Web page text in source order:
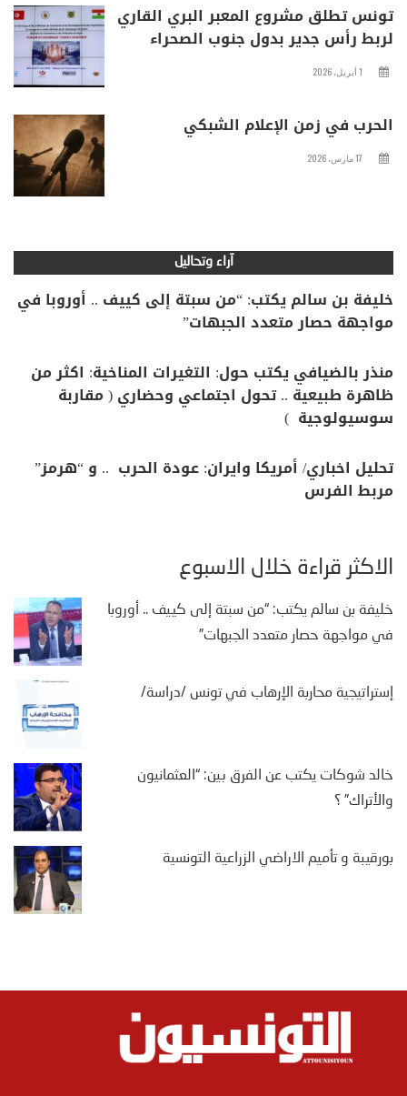
تونس تطلق مشروع المعبر البري القاري
لربط رأس جدير بدول جنوب الصحراء
1 أبريل، 2026
الحرب في زمن الإعلام الشبكي
17 مارس، 2026
آراء وتحاليل
خليفة بن سالم يكتب: “من سبتة إلى كييف .. أوروبا في
مواجهة حصار متعدد الجبهات”
منذر بالضيافي يكتب حول: التغيرات المناخية: اكثر من
ظاهرة طبيعية .. تحول اجتماعي وحضاري ( مقاربة
سوسيولوجية )
تحليل اخباري/ أمريكا وايران: عودة الحرب .. و “هرمز”
مربط الفرس
الأكثر قراءة خلال الأسبوع
خليفة بن سالم يكتب: “من سبتة إلى كييف .. أوروبا
في مواجهة حصار متعدد الجبهات”
إستراتيجية محاربة الإرهاب في تونس /دراسة/
خالد شوكات يكتب عن الفرق بين: “العثمانيون
والأتراك” ؟
بورقيبة و تأميم الاراضي الزراعية التونسية